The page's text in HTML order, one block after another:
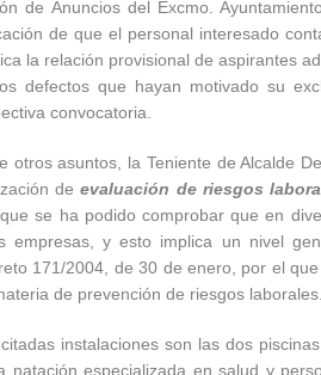
de Anuncios del Excmo.
de que el personal interesado
la relación provisional de aspirantes
defectos que hayan motivado su
convocatoria.
otros asuntos, la Teniente de Alcalde
deevaluación de riesgos
se ha podido comprobar que en
empresas, y esto implica un nivel
171/2004, de 30 de enero, por el
de prevención de riesgos laborales.
instalaciones son las dos
natación especializada en salud y